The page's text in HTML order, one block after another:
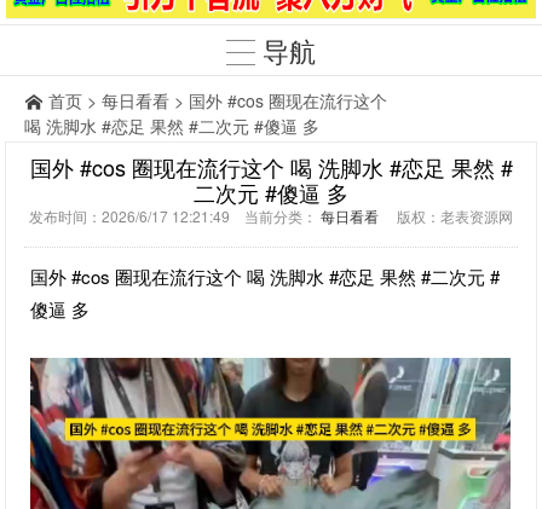
导航
首页 > 每日看看 > 国外 #cos 圈现在流行这个
喝 洗脚水 #恋足 果然 #二次元 #傻逼 多
国外 #cos 圈现在流行这个 喝 洗脚水 #恋足 果然 #
二次元 #傻逼 多
发布时间：2026/6/17 12:21:49 当前分类： 每日看看 版权：老表资源网
国外 #cos 圈现在流行这个 喝 洗脚水 #恋足 果然 #二次元 #
傻逼 多